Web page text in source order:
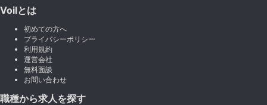
Voilとは
初めての方へ
プライバシーポリシー
利用規約
運営会社
無料面談
お問い合わせ
職種から求人を探す